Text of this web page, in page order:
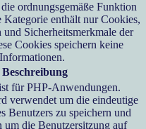
ordnungsgemäße Funktion
enthält nur Cookies,
Sicherheitsmerkmale der
Cookies speichern keine
Beschreibung
für PHP-Anwendungen.
verwendet um die eindeutige
Benutzers zu speichern und
um die Benutzersitzung auf